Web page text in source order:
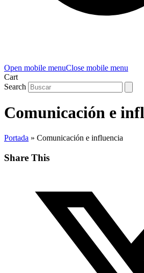
Open mobile menuClose mobile menu
Cart
Search
Comunicación e
Portada » Comunicación e influencia
Share This